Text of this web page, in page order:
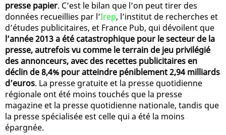
presse papier. C’est le bilan que l’on peut tirer des
données recueillies par l’Irep, l’institut de recherches et
d’études publicitaires, et France Pub, qui dévoilent que
l’année 2013 a été catastrophique pour le secteur de la
presse, autrefois vu comme le terrain de jeu privilégié
des annonceurs, avec des recettes publicitaires en
déclin de 8,4% pour atteindre péniblement 2,94 milliards
d’euros. La presse gratuite et la presse quotidienne
régionale ont été moins touchés que la presse
magazine et la presse quotidienne nationale, tandis que
la presse spécialisée est celle qui a été la moins
épargnée.